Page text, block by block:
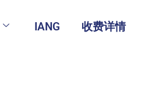
IANG 收费详情